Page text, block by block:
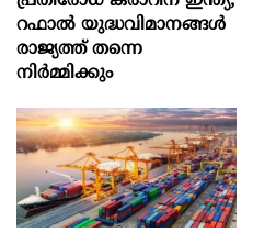
റഫാല്‍ യുദ്ധവിമാനങ്ങള്‍
രാജ്യത്ത് തന്നെ
നിര്‍മ്മിക്കും